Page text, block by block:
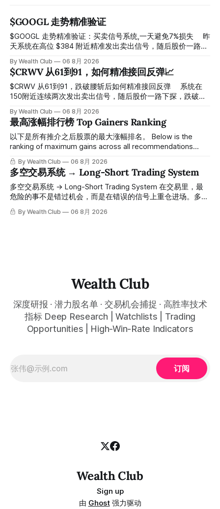
$GOOGL 走势精准验证
$GOOGL 走势精准验证：买卖信号系统,一天避免7%损失 ⠀ 昨
天系统在高位 $384 附近精准发出卖出信号，随后股价一路下
工干预，无需猜顶猜底，系统结合大数据自动帮你读懂市场情
绪与资金流向的转折点。 ⠀ 想要使用同款买卖信号交易系统
指标，以及更多核心名单、深度研究报告、交易机会 :
thewealthclub.vip
By Wealth Club 06 8月 2026
$CRWV 从61到91，如何精准接回反弹📈
$CRWV 从61到91，跌破腰斩后如何精准接回反弹 ⠀ 系统在
150附近连续两次发出卖出信号，随后股价一路下探，跌破
61附近精准打出Breakout突破信号。 ⠀ 从突破点起算，股价
一路反弹，最高触及91，涨幅接近50%。 ⠀ 今天股价小幅回
调5.07%，收报85.33，仍然稳稳站在突破位置上方。 ⠀ 很多
人觉得交易辛苦，是因为把时间都花在自己画线、盯盘、分析
点。 ⠀ 而这套系统，已经帮你把大数据全部跑过一遍，市场
情绪、资金流向、趋势反转位置，全部自动分析整合，直接把
高胜率信号推送到你面前。 ⠀ 你需要做的，只是准备好一份
自己喜欢的公司清单，剩下的分析交给系统。 ⠀ 交易，本该
标，以及更多核心名单、深度研究报告、交易机会 :
By Wealth Club 06 8月 2026
最高涨幅排行榜 Top Gainers Ranking
以下是所有推介之后股票的最大涨幅排名。 Below is the
ranking of maximum gains across all recommendations
since inclusion. 统计区间为2025年11月1日至2026年7月12
日。所有推介的入场价、目标价及推介日期，均在对应期数
「交易机会」文章发布时同步公开，时间戳可完整溯源，付费
会员随时可交叉核实。 The tracking period covers
November 1, 2025 to July 12, 2026. All entry prices, price
simultaneously in the corresponding "Trading Ideas"
By Wealth Club 06 8月 2026
多空交易系统 → Long-Short Trading System
多空交易系统 → Long-Short Trading System 在交易里，最
危险的事不是错过机会，而是在错误的信号上重仓进场。多空
交易系统真正高胜率的交易，把最高确信度的市场结构，直接
呈现在你的图表上。 无需成为图表专家，强大的算法自动为
with any financial market — stocks, crypto,
By Wealth Club 06 8月 2026
Wealth Club
深度研报 · 潜力股名单 · 交易机会捕捉 · 高胜率技术
指标 Deep Research | Watchlists | Trading
Opportunities | High-Win-Rate Indicators
订阅
Wealth Club
Sign up
由 Ghost强力驱动